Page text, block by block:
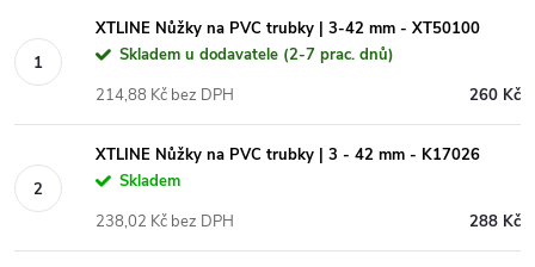
XTLINE Nůžky na PVC trubky | 3-42 mm - XT50100
Skladem u dodavatele (2-7 prac. dnů)
260 Kč
214,88 Kč bez DPH
XTLINE Nůžky na PVC trubky | 3 - 42 mm - K17026
Skladem
288 Kč
238,02 Kč bez DPH